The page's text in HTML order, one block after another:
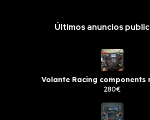
Últimos anuncios
Volante Racing components
280€